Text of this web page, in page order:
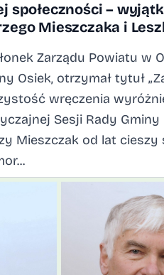
społeczności –
Mieszczaka i
Zarządu Powiatu w
Osiek, otrzymał tytuł
wręczenia
Sesji Rady Gminy
Mieszczak od lat cieszy